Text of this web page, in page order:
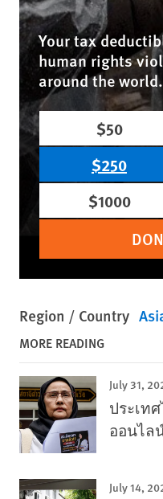
Your tax
human rights
around the world.
$50
$250
$1000
Region / Country
MORE READING
July 31,
ประเท
ออนไล
July 14,